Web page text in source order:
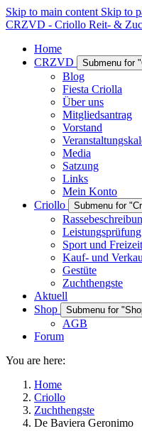
Skip to main content Skip to
CRZVD - Criollo Reit- &
Home
CRZVD
Submenu for
Blog
Fiesta Criolla
Über uns
Mitgliedsantrag
Vorstand
Media
Satzung
Links
Mein Konto
Criollo
Submenu for
Leistungsprüfung
Sport und Freizeit
Kauf- und
Gestüte
Zuchthengste
Aktuell
Shop
Submenu for
AGB
Forum
You are here:
Home
Criollo
Zuchthengste
De Baviera Geronimo